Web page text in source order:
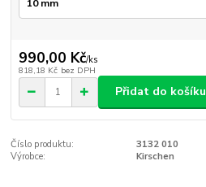
990,00 Kč/ks
818,18 Kč bez DPH
Přidat do košíku
Číslo produktu:
3132 010
Výrobce:
Kirschen